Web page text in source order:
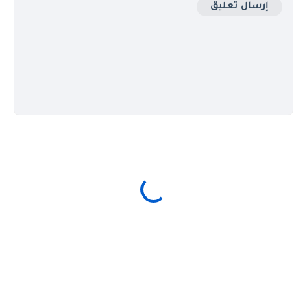
إرسال تعليق